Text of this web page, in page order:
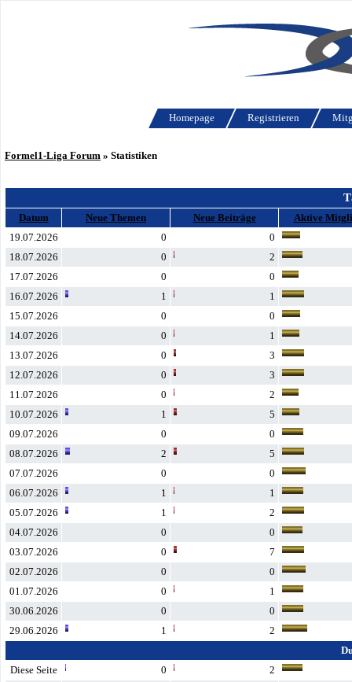
Homepage Registrieren
Formel1-Liga Forum » Statistiken
Datum Neue Themen Neue Beiträge
Aktive
19.07.2026
0
0
18.07.2026
0
2
17.07.2026
0
0
16.07.2026
1
1
15.07.2026
0
0
14.07.2026
0
1
13.07.2026
0
3
12.07.2026
0
3
11.07.2026
0
2
10.07.2026
1
5
09.07.2026
0
0
08.07.2026
2
5
07.07.2026
0
0
06.07.2026
1
1
05.07.2026
1
2
04.07.2026
0
0
03.07.2026
0
7
02.07.2026
0
0
01.07.2026
0
1
30.06.2026
0
0
29.06.2026
1
2
Diese Seite
0
2